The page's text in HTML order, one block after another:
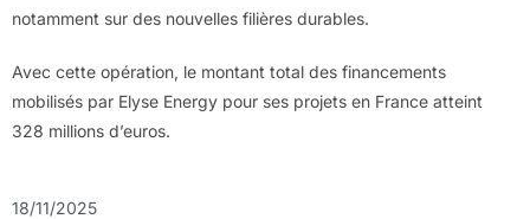
notamment sur des nouvelles filières durables.
Avec cette opération, le montant total des financements
mobilisés par Elyse Energy pour ses projets en France atteint
328 millions d’euros.
18/11/2025